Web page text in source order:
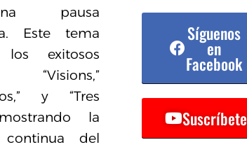
pausa
Este tema
exitosos
“Visions,”
y “Tres
la
continua del
Síguenos
en
Facebook
Suscríbete